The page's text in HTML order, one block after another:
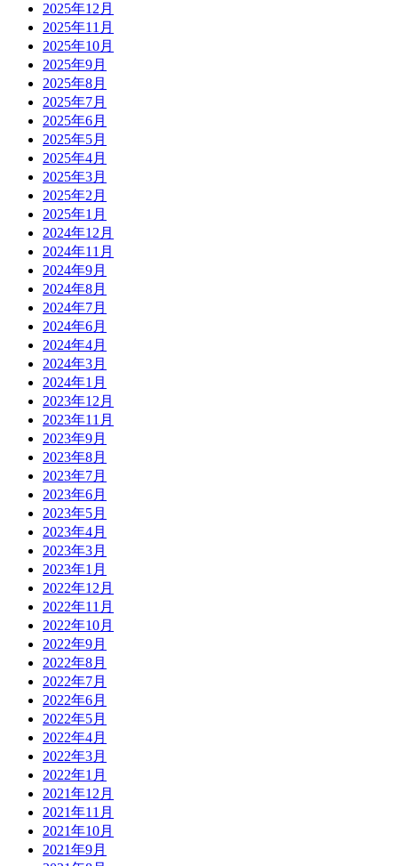
2025年12月
2025年11月
2025年10月
2025年9月
2025年8月
2025年7月
2025年6月
2025年5月
2025年4月
2025年3月
2025年2月
2025年1月
2024年12月
2024年11月
2024年9月
2024年8月
2024年7月
2024年6月
2024年4月
2024年3月
2024年1月
2023年12月
2023年11月
2023年9月
2023年8月
2023年7月
2023年6月
2023年5月
2023年4月
2023年3月
2023年1月
2022年12月
2022年11月
2022年10月
2022年9月
2022年8月
2022年7月
2022年6月
2022年5月
2022年4月
2022年3月
2022年1月
2021年12月
2021年11月
2021年10月
2021年9月